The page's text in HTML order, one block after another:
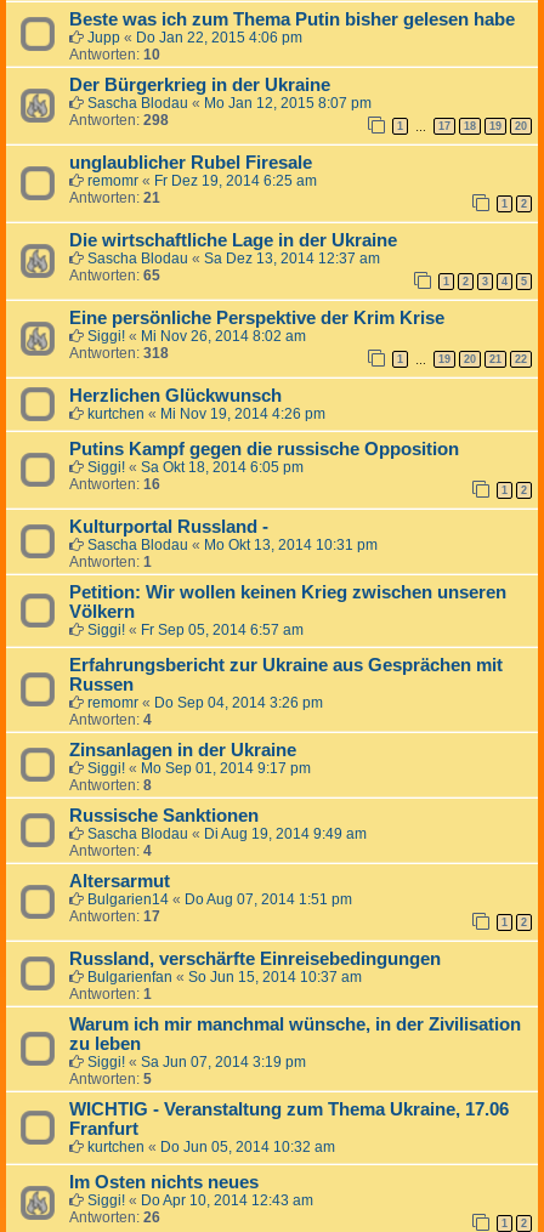
Beste was ich zum Thema Putin bisher gelesen habe
Jupp « Do Jan 22, 2015 4:06 pm
Antworten: 10
Der Bürgerkrieg in der Ukraine
Sascha Blodau « Mo Jan 12, 2015 8:07 pm
Antworten: 298 1 … 17 18 19 20
unglaublicher Rubel Firesale
remomr « Fr Dez 19, 2014 6:25 am
Antworten: 21 1 2
Die wirtschaftliche Lage in der Ukraine
Sascha Blodau « Sa Dez 13, 2014 12:37 am
Antworten: 65 1 2 3 4 5
Eine persönliche Perspektive der Krim Krise
Siggi! « Mi Nov 26, 2014 8:02 am
Antworten: 318 1 … 19 20 21 22
Herzlichen Glückwunsch
kurtchen « Mi Nov 19, 2014 4:26 pm
Putins Kampf gegen die russische Opposition
Siggi! « Sa Okt 18, 2014 6:05 pm
Antworten: 16 1 2
Kulturportal Russland -
Sascha Blodau « Mo Okt 13, 2014 10:31 pm
Antworten: 1
Petition: Wir wollen keinen Krieg zwischen unseren
Völkern
Siggi! « Fr Sep 05, 2014 6:57 am
Erfahrungsbericht zur Ukraine aus Gesprächen mit
Russen
remomr « Do Sep 04, 2014 3:26 pm
Antworten: 4
Zinsanlagen in der Ukraine
Siggi! « Mo Sep 01, 2014 9:17 pm
Antworten: 8
Russische Sanktionen
Sascha Blodau « Di Aug 19, 2014 9:49 am
Antworten: 4
Altersarmut
Bulgarien14 « Do Aug 07, 2014 1:51 pm
Antworten: 17 1 2
Russland, verschärfte Einreisebedingungen
Bulgarienfan « So Jun 15, 2014 10:37 am
Antworten: 1
Warum ich mir manchmal wünsche, in der Zivilisation
zu leben
Siggi! « Sa Jun 07, 2014 3:19 pm
Antworten: 5
WICHTIG - Veranstaltung zum Thema Ukraine, 17.06
Franfurt
kurtchen « Do Jun 05, 2014 10:32 am
Im Osten nichts neues
Siggi! « Do Apr 10, 2014 12:43 am
Antworten: 26 1 2